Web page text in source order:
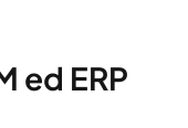
ed ERP